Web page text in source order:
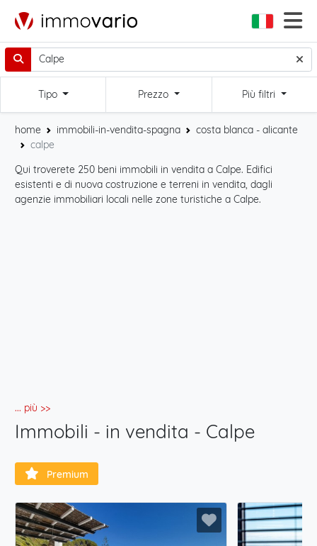
Tipo Prezzo Più filtri
home immobili-in-vendita-spagna
costa blanca - alicante
calpe
Qui troverete 250 beni immobili in vendita a Calpe. Edifici
esistenti e di nuova costruzione e terreni in vendita, dagli
agenzie immobiliari locali nelle zone turistiche a Calpe.
... più >>
Immobili - in vendita - Calpe
Premium